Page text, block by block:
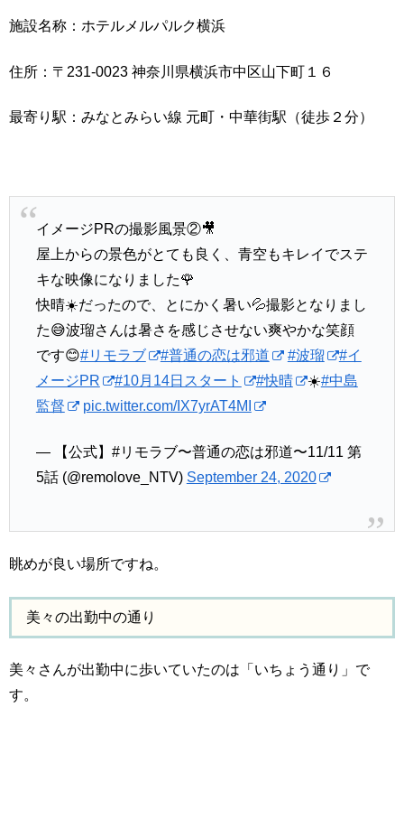
施設名称：ホテルメルパルク横浜
住所：〒231-0023 神奈川県横浜市中区山下町１６
最寄り駅：みなとみらい線 元町・中華街駅（徒歩２分）
イメージPRの撮影風景②🎥
屋上からの景色がとても良く、青空もキレイでステ
キな映像になりました🌹
快晴☀️だったので、とにかく暑い💦撮影となりまし
た😅波瑠さんは暑さを感じさせない爽やかな笑顔
です😊#リモラブ #普通の恋は邪道 #波瑠
#イ
メージPR
#10月14日スタート #快晴 ☀️#中島
監督
pic.twitter.com/IX7yrAT4MI
— 【公式】#リモラブ〜普通の恋は邪道〜11/11 第
5話 (@remolove_NTV) September 24, 2020
眺めが良い場所ですね。
美々の出勤中の通り
美々さんが出勤中に歩いていたのは「いちょう通り」で
す。